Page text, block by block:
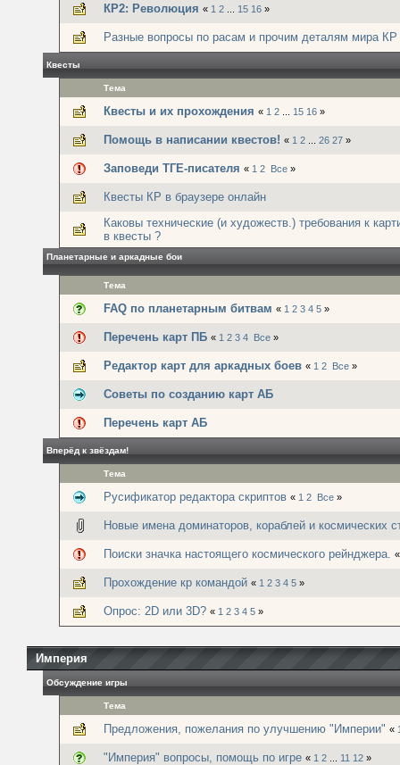
КР2: Революция « 1 2 15 16 »
Разные вопросы по расам и прочим деталям мира КР
Квесты
Тема
Квесты и их прохождения « 1 2 15 16 »
Помощь в написании квестов! « 1 2 26 27 »
Заповеди ТГЕ-писателя « 1 2 Все »
Квесты КР в браузере онлайн
Каковы технические (и художеств.) требования к
в квесты ?
Планетарные и аркадные бои
Тема
FAQ по планетарным битвам « 1 2 3 4 5 »
Перечень карт ПБ « 1 2 3 4 Все »
Редактор карт для аркадных боев « 1 2 Все »
Советы по созданию карт АБ
Перечень карт АБ
Вперёд к звёздам!
Тема
Русификатор редактора скриптов « 1 2 Все »
Новые имена доминаторов, кораблей и космических
Поиски значка настоящего космического рейнджера.
Прохождение кр командой « 1 2 3 4 5 »
Опрос: 2D или 3D? « 1 2 3 4 5 »
Империя
Обсуждение игры
Тема
Предложения, пожелания по улучшению "Империи" «
"Империя" вопросы, помощь по игре « 1 2 11 12 »